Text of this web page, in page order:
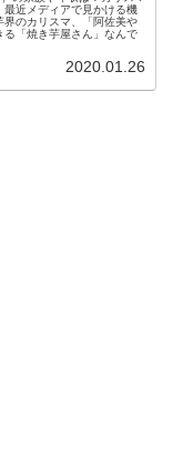
近メディアで見かける機
のカリスマ、「阿佐美や
「焼き芋屋さん」なんで
2020.01.26